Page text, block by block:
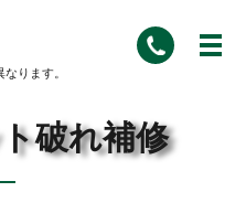
ります。
破れ補修